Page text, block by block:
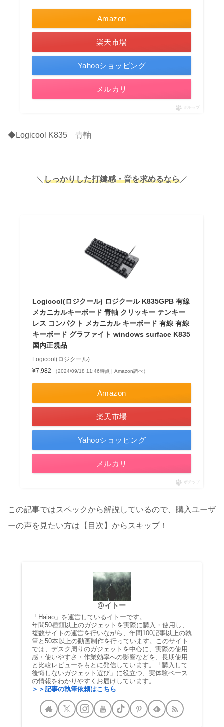
Amazon
楽天市場
Yahooショッピング
メルカリ
ポチップ
◆Logicool K835 青軸
＼ しっかりした打鍵感・音を求めるなら ／
Logicool(ロジクール) ロジクール K835GPB 有線
メカニカルキーボード 青軸 クリッキー テンキー
レス コンパクト メカニカル キーボード 有線 有線
キーボード グラファイト windows surface K835
国内正規品
Logicool(ロジクール)
¥7,982
（2024/09/18 11:46時点 | Amazon調べ）
Amazon
楽天市場
Yahooショッピング
メルカリ
ポチップ
この記事ではスペックから解説しているので、購入ユーザ
ーの声を見たい方は【目次】からスキップ！
イトー
「Haiao」を運営しているイトーです。
年間50種類以上のガジェットを実際に購入・使用し、
複数サイトの運営を行いながら、年間100記事以上の執
筆と50本以上の動画制作を行っています。このサイト
では、デスク周りのガジェットを中心に、実際の使用
感・使いやすさ・作業効率への影響などを、長期使用
と比較レビューをもとに発信しています。「購入して
後悔しないガジェット選び」に役立つ、実体験ベース
の情報をわかりやすくお届けしています。
＞＞記事の執筆依頼はこちら